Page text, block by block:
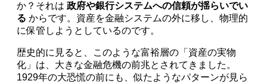
か？それは政府や銀行システムへの信頼が揺らいでい
る からです。資産を金融システムの外に移し、物理的
に保管しようとしているのです。
歴史的に見ると、このような富裕層の「資産の実物
化」は、大きな金融危機の前兆とされてきました。
1929年の大恐慌の前にも、似たようなパターンが見ら